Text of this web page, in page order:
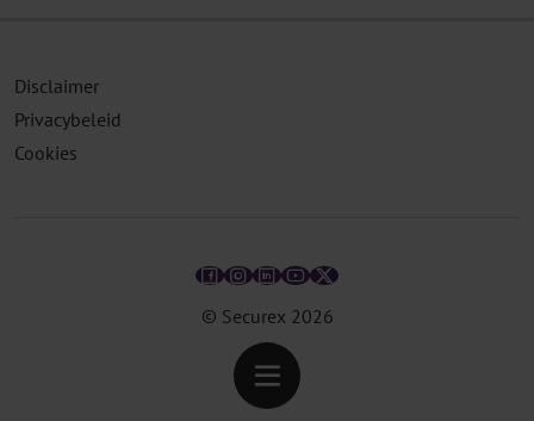
© Securex 2026
Disclaimer
Privacybeleid
Cookies